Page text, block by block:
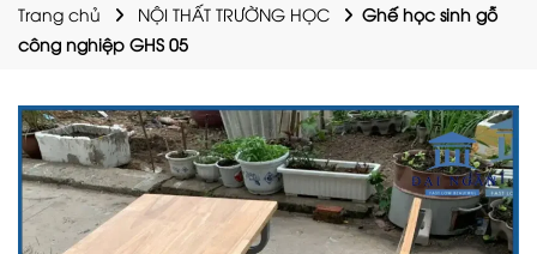
Trang chủ NỘI THẤT TRƯỜNG HỌC
Ghế học sinh gỗ
công nghiệp GHS 05